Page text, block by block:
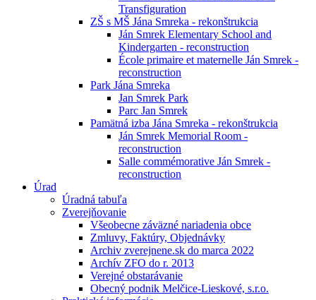
Transfiguration
ZŠ s MŠ Jána Smreka - rekonštrukcia
Ján Smrek Elementary School and
Kindergarten - reconstruction
École primaire et maternelle Ján Smrek -
reconstruction
Park Jána Smreka
Jan Smrek Park
Parc Jan Smrek
Pamätná izba Jána Smreka - rekonštrukcia
Ján Smrek Memorial Room -
reconstruction
Salle commémorative Ján Smrek -
reconstruction
Úrad
Úradná tabuľa
Zverejňovanie
Všeobecne záväzné nariadenia obce
Zmluvy, Faktúry, Objednávky
Archiv zverejnene.sk do marca 2022
Archív ZFO do r. 2013
Verejné obstarávanie
Obecný podnik Melčice-Lieskové, s.r.o.